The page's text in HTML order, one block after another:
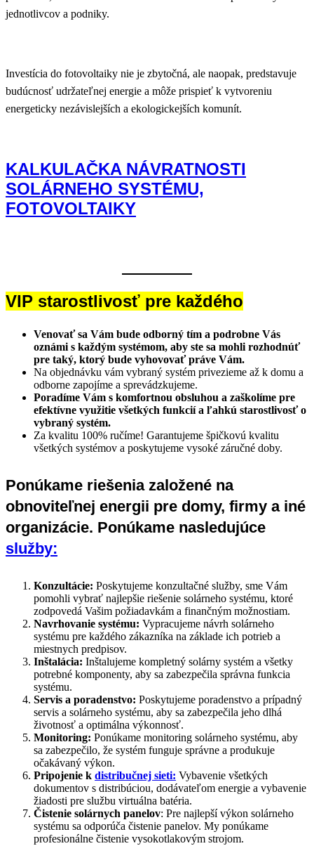
jednotlivcov a podniky.
Investícia do fotovoltaiky nie je zbytočná, ale naopak, predstavuje
budúcnosť udržateľnej energie a môže prispieť k vytvoreniu
energeticky nezávislejších a ekologickejších komunít.
KALKULAČKA NÁVRATNOSTI
SOLÁRNEHO SYSTÉMU,
FOTOVOLTAIKY
VIP starostlivosť pre každého
Venovať sa Vám bude odborný tím a podrobne Vás
oznámi s každým systémom, aby ste sa mohli rozhodnúť
pre taký, ktorý bude vyhovovať práve Vám.
Na objednávku vám vybraný systém privezieme až k domu a
odborne zapojíme a sprevádzkujeme.
Poradíme Vám s komfortnou obsluhou a zaškolíme pre
efektívne využitie všetkých funkcií a ľahkú starostlivosť o
vybraný systém.
Za kvalitu 100% ručíme! Garantujeme špičkovú kvalitu
všetkých systémov a poskytujeme vysoké záručné doby.
Ponúkame riešenia založené na
obnoviteľnej energii pre domy, firmy a iné
organizácie. Ponúkame nasledujúce
služby:
Konzultácie: Poskytujeme konzultačné služby, sme Vám
pomohli vybrať najlepšie riešenie solárneho systému, ktoré
zodpovedá Vašim požiadavkám a finančným možnostiam.
Navrhovanie systému: Vypracujeme návrh solárneho
systému pre každého zákazníka na základe ich potrieb a
miestnych predpisov.
Inštalácia: Inštalujeme kompletný solárny systém a všetky
potrebné komponenty, aby sa zabezpečila správna funkcia
systému.
Servis a poradenstvo: Poskytujeme poradenstvo a prípadný
servis a solárneho systému, aby sa zabezpečila jeho dlhá
životnosť a optimálna výkonnosť.
Monitoring: Ponúkame monitoring solárneho systému, aby
sa zabezpečilo, že systém funguje správne a produkuje
očakávaný výkon.
Pripojenie k distribučnej sieti: Vybavenie všetkých
dokumentov s distribúciou, dodávateľom energie a vybavenie
žiadosti pre službu virtuálna batéria.
Čistenie solárnych panelov: Pre najlepší výkon solárneho
systému sa odporúča čistenie panelov. My ponúkame
profesionálne čistenie vysokotlakovým strojom.